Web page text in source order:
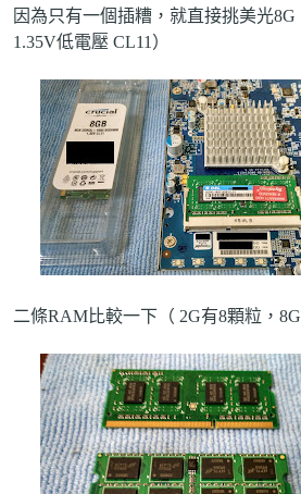
因為只有一個插糟，就直接挑美光8G
1.35V低電壓 CL11）
二條RAM比較一下（ 2G有8顆粒，8G